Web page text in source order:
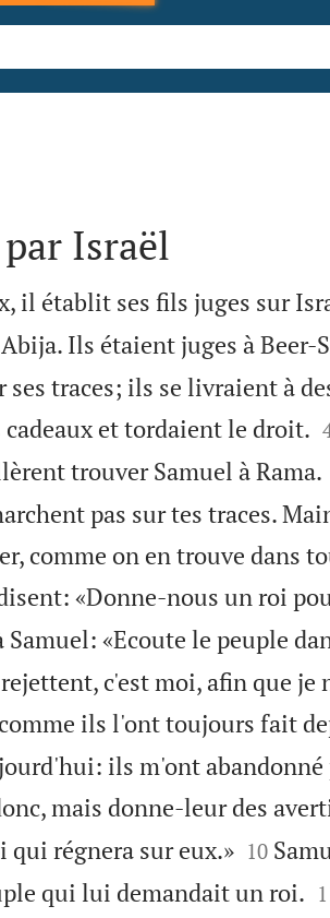
Israël
il établit ses fils juges sur
Ils étaient juges à Beer-
ses traces; ils se livraient à
et tordaient le droit.
trouver Samuel à Rama.
pas sur tes traces.
comme on en trouve dans
«Donne-nous un roi
Samuel: «Ecoute le peuple
c'est moi, afin que je
ils l'ont toujours fait
ils m'ont abandonné
mais donne-leur des
régnera sur eux.»
10
qui lui demandait un roi.